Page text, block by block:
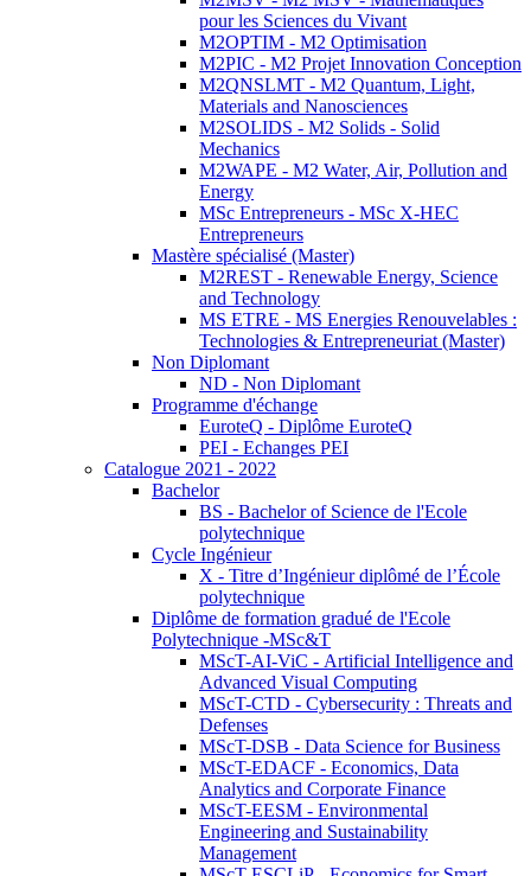
pour les Sciences du Vivant
M2OPTIM - M2 Optimisation
M2PIC - M2 Projet Innovation Conception
M2QNSLMT - M2 Quantum, Light,
Materials and Nanosciences
M2SOLIDS - M2 Solids - Solid
Mechanics
M2WAPE - M2 Water, Air, Pollution and
Energy
MSc Entrepreneurs - MSc X-HEC
Entrepreneurs
Mastère spécialisé (Master)
M2REST - Renewable Energy, Science
and Technology
MS ETRE - MS Energies Renouvelables :
Technologies & Entrepreneuriat (Master)
Non Diplomant
ND - Non Diplomant
Programme d'échange
EuroteQ - Diplôme EuroteQ
PEI - Echanges PEI
Catalogue 2021 - 2022
Bachelor
BS - Bachelor of Science de l'Ecole
polytechnique
Cycle Ingénieur
X - Titre d’Ingénieur diplômé de l’École
polytechnique
Diplôme de formation gradué de l'Ecole
Polytechnique -MSc&T
MScT-AI-ViC - Artificial Intelligence and
Advanced Visual Computing
MScT-CTD - Cybersecurity : Threats and
Defenses
MScT-DSB - Data Science for Business
MScT-EDACF - Economics, Data
Analytics and Corporate Finance
MScT-EESM - Environmental
Engineering and Sustainability
Management